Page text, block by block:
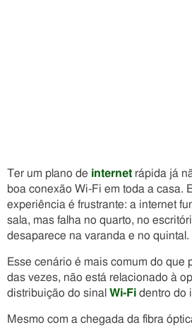
Ter um plano de internet rápida já
boa conexão Wi-Fi em toda a casa.
experiência é frustrante: a internet
sala, mas falha no quarto, no
desaparece na varanda e no quintal.
Esse cenário é mais comum do que
das vezes, não está relacionado à
distribuição do sinal Wi-Fi dentro do
Mesmo com a chegada da fibra